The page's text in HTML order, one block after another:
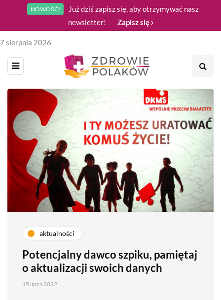
NOWOŚĆ!
Już dziś zapisz się, aby otrzymywać nasz
newsletter!
Zapisz się
7 sierpnia 2026
aktualności
Potencjalny dawco szpiku, pamiętaj
o aktualizacji swoich danych
15 lipca 2022